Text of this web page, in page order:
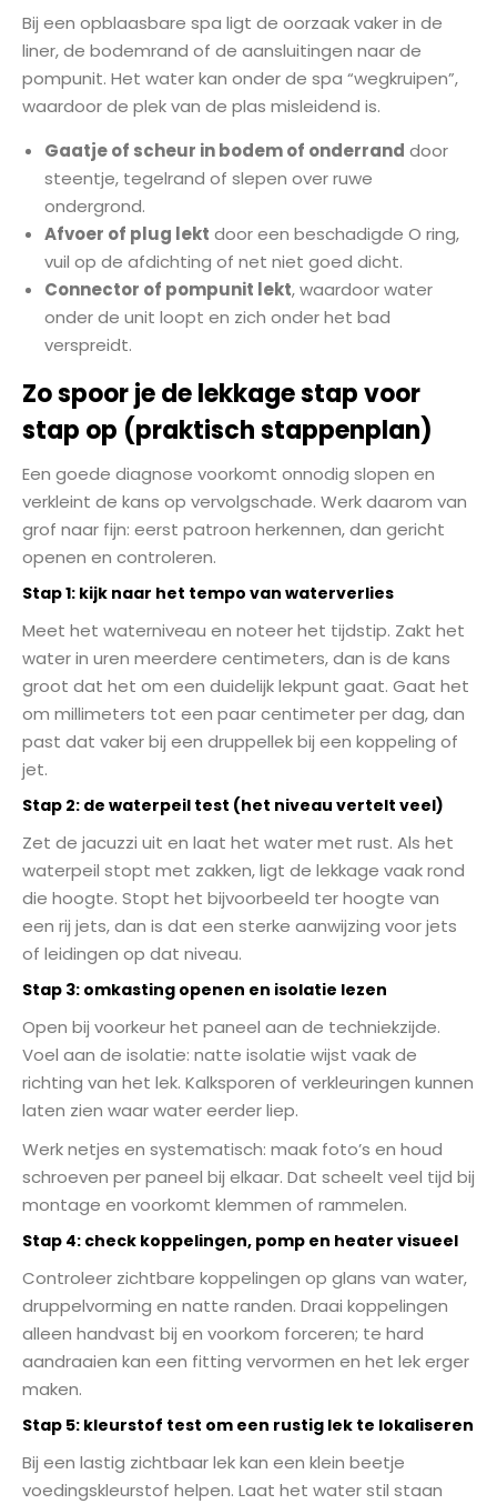
Bij een opblaasbare spa ligt de oorzaak vaker in de
liner, de bodemrand of de aansluitingen naar de
pompunit. Het water kan onder de spa “wegkruipen”,
waardoor de plek van de plas misleidend is.
Gaatje of scheur in bodem of onderrand door
steentje, tegelrand of slepen over ruwe
ondergrond.
Afvoer of plug lekt door een beschadigde O ring,
vuil op de afdichting of net niet goed dicht.
Connector of pompunit lekt, waardoor water
onder de unit loopt en zich onder het bad
verspreidt.
Zo spoor je de lekkage stap voor
stap op (praktisch stappenplan)
Een goede diagnose voorkomt onnodig slopen en
verkleint de kans op vervolgschade. Werk daarom van
grof naar fijn: eerst patroon herkennen, dan gericht
openen en controleren.
Stap 1: kijk naar het tempo van waterverlies
Meet het waterniveau en noteer het tijdstip. Zakt het
water in uren meerdere centimeters, dan is de kans
groot dat het om een duidelijk lekpunt gaat. Gaat het
om millimeters tot een paar centimeter per dag, dan
past dat vaker bij een druppellek bij een koppeling of
jet.
Stap 2: de waterpeil test (het niveau vertelt veel)
Zet de jacuzzi uit en laat het water met rust. Als het
waterpeil stopt met zakken, ligt de lekkage vaak rond
die hoogte. Stopt het bijvoorbeeld ter hoogte van
een rij jets, dan is dat een sterke aanwijzing voor jets
of leidingen op dat niveau.
Stap 3: omkasting openen en isolatie lezen
Open bij voorkeur het paneel aan de techniekzijde.
Voel aan de isolatie: natte isolatie wijst vaak de
richting van het lek. Kalksporen of verkleuringen kunnen
laten zien waar water eerder liep.
Werk netjes en systematisch: maak foto’s en houd
schroeven per paneel bij elkaar. Dat scheelt veel tijd bij
montage en voorkomt klemmen of rammelen.
Stap 4: check koppelingen, pomp en heater visueel
Controleer zichtbare koppelingen op glans van water,
druppelvorming en natte randen. Draai koppelingen
alleen handvast bij en voorkom forceren; te hard
aandraaien kan een fitting vervormen en het lek erger
maken.
Stap 5: kleurstof test om een rustig lek te lokaliseren
Bij een lastig zichtbaar lek kan een klein beetje
voedingskleurstof helpen. Laat het water stil staan